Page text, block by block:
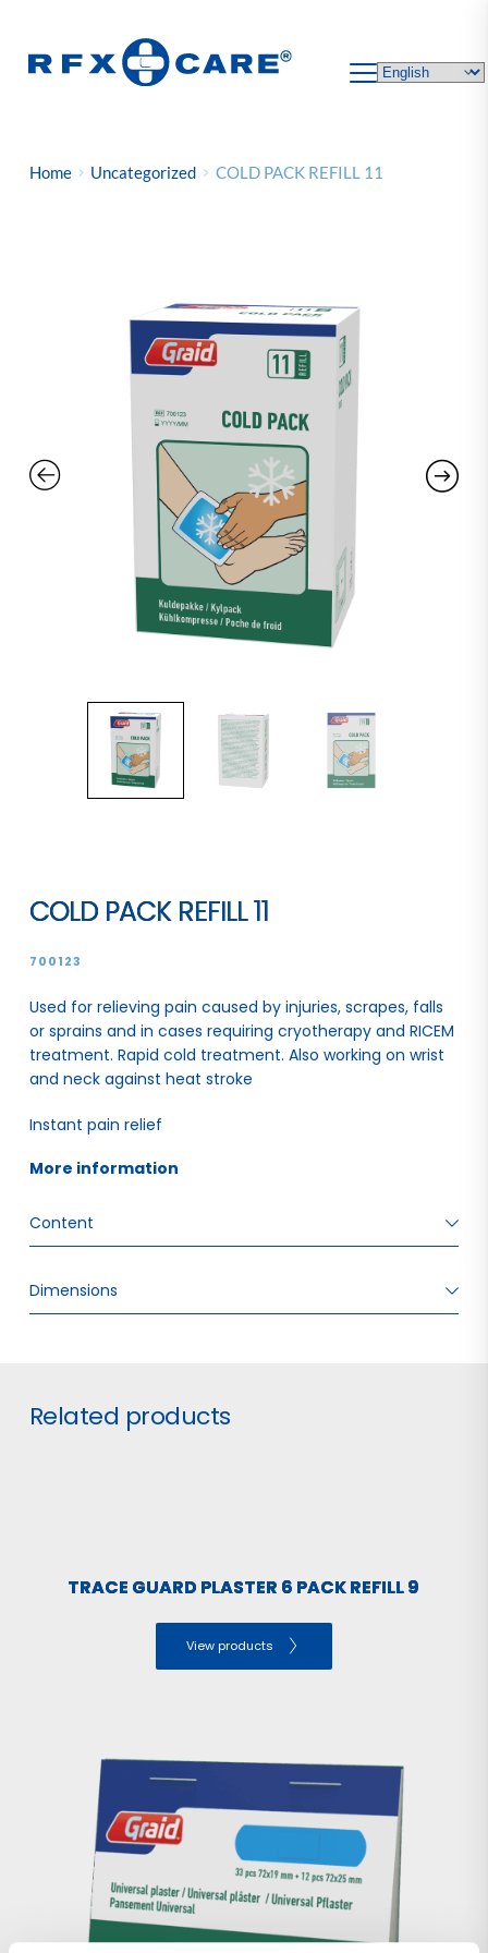
Home Uncategorized COLD PACK REFILL 11
COLD PACK REFILL 11
700123
Used for relieving pain caused by injuries, scrapes, falls
or sprains and in cases requiring cryotherapy and RICEM
treatment. Rapid cold treatment. Also working on wrist
and neck against heat stroke
Instant pain relief
More information
Content
1 pcs COLD PACK
Dimensions
Related products
TRACE GUARD PLASTER 6 PACK REFILL 9
View products